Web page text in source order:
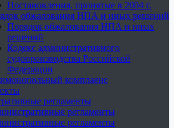
Постановления, принятые в 2004 г.
обжалования НПА и иных решений
Порядок обжалования НПА и иных
решений
Кодекс административного
судопроизводства Российской
Федерации
комплаенс
регламенты
регламенты
регламенты